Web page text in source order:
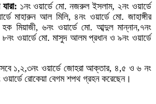
১নং ওয়ার্ডে মো. নজরুল ইসলাম, ২নং ওয়ার্ডে
মাহারুন আল মিলি, ৪নং ওয়ার্ডে মো. জাহাঙ্গীর
মিয়াজী, ৬নং ওয়ার্ডে মো. আব্দুল মান্নান,৭নং
ওয়ার্ডে মো. মাসুদ আলম প্রধান ও ৯নং ওয়ার্ডে
১,২,৩নং ওয়ার্ডে জোহরা আক্তার, ৪,৫ ও ৬ নং
রোকেয়া বেগম শপথ গ্রহন করেছেন।